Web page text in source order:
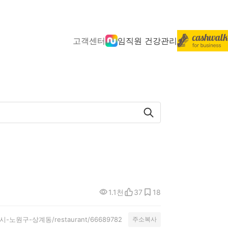
고객센터 임직원 건강관리
1.1천 37 18
-노원구-상계동/restaurant/66689782 주소복사